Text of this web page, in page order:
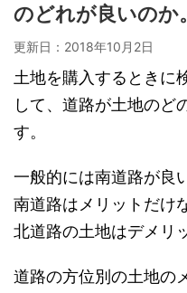
のどれが良いのか。
更新日： 2018年10月2日
土地を購入するときに
して、道路が土地のど
す。
一般的には南道路が良
南道路はメリットだけ
北道路の土地はデメリ
道路の方位別の土地の